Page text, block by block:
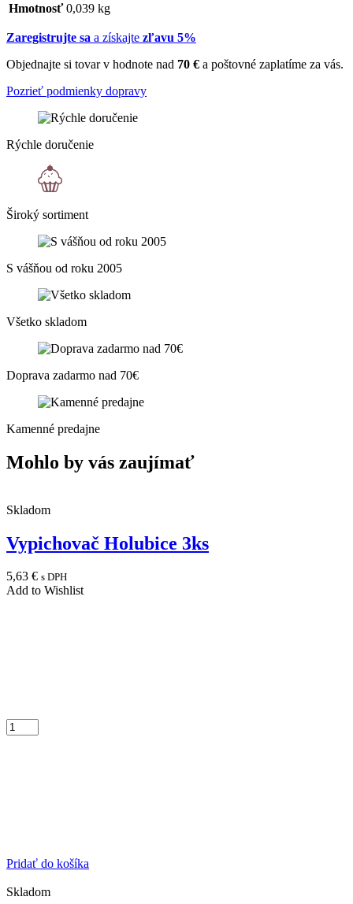
Hmotnosť 0,039 kg
Zaregistrujte sa a získajte zľavu 5%
Objednajte si tovar v hodnote nad 70 € a poštovné zaplatíme za vás.
Pozrieť podmienky dopravy
Rýchle doručenie
Široký sortiment
S vášňou od roku 2005
Všetko skladom
Doprava zadarmo nad 70€
Kamenné predajne
Mohlo by vás zaujímať
Skladom
Vypichovač Holubice 3ks
5,63 € s DPH
Add to Wishlist
Pridať do košíka
Skladom